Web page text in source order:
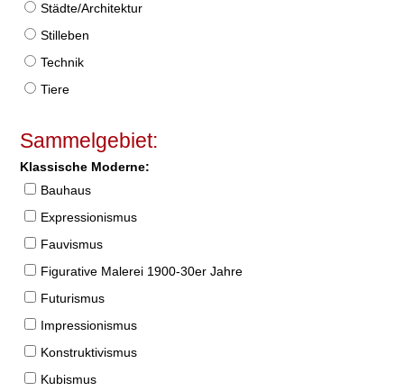
Städte/Architektur
Stilleben
Technik
Tiere
Sammelgebiet:
Klassische Moderne:
Bauhaus
Expressionismus
Fauvismus
Figurative Malerei 1900-30er Jahre
Futurismus
Impressionismus
Konstruktivismus
Kubismus